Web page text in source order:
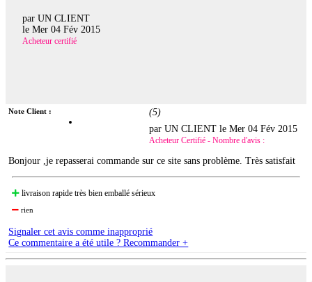
par UN CLIENT
le Mer 04 Fév 2015
Acheteur certifié
Note Client : (5)
par UN CLIENT leMer 04 Fév 2015
Acheteur Certifié - Nombre d'avis :
Bonjour ,je repasserai commande sur ce site sans problème. Très satisfait
livraison rapide très bien emballé sérieux
rien
Signaler cet avis comme inapproprié
Ce commentaire a été utile ? Recommander +